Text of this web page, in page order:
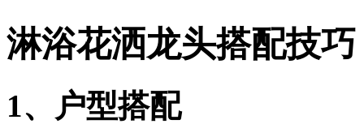
淋浴花洒龙头搭配技巧
1、户型搭配